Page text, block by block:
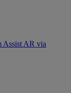
Assist AR via